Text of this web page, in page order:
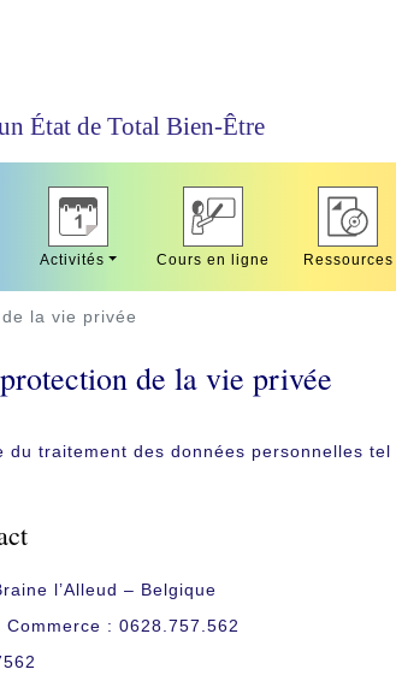
État de Total Bien-Être
Activités Cours en ligne Ressources
la vie privée
de la vie privée
du traitement des données personnelles
l’Alleud – Belgique
: 0628.757.562